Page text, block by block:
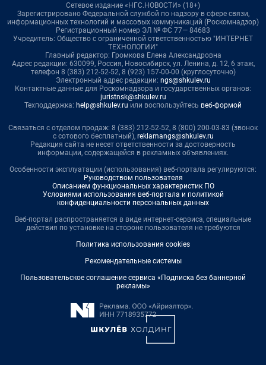
Сетевое издание «НГС.НОВОСТИ» (18+)
Зарегистрировано Федеральной службой по надзору в сфере связи,
информационных технологий и массовых коммуникаций (Роскомнадзор)
Регистрационный номер ЭЛ № ФС 77— 84683
Учредитель: Общество с ограниченной ответственностью "ИНТЕРНЕТ
ТЕХНОЛОГИИ"
Главный редактор: Громкова Елена Александровна
Адрес редакции: 630099, Россия, Новосибирск, ул. Ленина, д. 12, 6 этаж,
телефон 8 (383) 212-52-52, 8 (923) 157-00-00 (круглосуточно)
Электронный адрес редакции: ngs@shkulev.ru
Контактные данные для Роскомнадзора и государственных органов:
juristnsk@shkulev.ru
Техподдержка: help@shkulev.ru или воспользуйтесь веб-формой
Связаться с отделом продаж: 8 (383) 212-52-52, 8 (800) 200-03-83 (звонок
с сотового бесплатный), reklamangs@shkulev.ru
Редакция сайта не несет ответственности за достоверность
информации, содержащейся в рекламных объявлениях.
Особенности эксплуатации (использования) веб-портала регулируются:
Руководством пользователя
Описанием функциональных характеристик ПО
Условиями использования веб-портала и политикой
конфиденциальности персональных данных
Веб-портал распространяется в виде интернет-сервиса, специальные
действия по установке на стороне пользователя не требуются
Политика использования cookies
Рекомендательные системы
Пользовательское соглашение сервиса «Подписка без баннерной
рекламы»